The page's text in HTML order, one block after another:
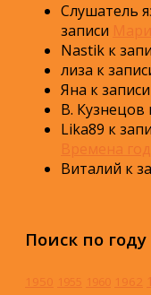
Слушатель
записи
Nastik к
лиза к
Яна к записи
В. Кузнецов
Lika89 к
Времена
Виталий к
Поиск по
1950 1955 1960 1962